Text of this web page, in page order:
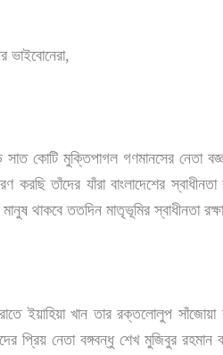
ভাইবোনেরা,
কোটি মুক্তিপাগল গণমানসের নেতা
করছি তাঁদের যাঁরা বাংলাদেশের
মানুষ থাকবে ততদিন মাতৃভূমির স্বাধীনতা
ইয়াহিয়া খান তার রক্তলোলুপ সাঁজোয়া
প্রিয় নেতা বঙ্গবন্ধু শেখ মুজিবুর রহমান